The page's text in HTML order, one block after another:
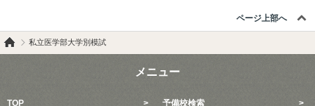
ページ上部へ
私立医学部大学別模試
メニュー
TOP 予備校検索